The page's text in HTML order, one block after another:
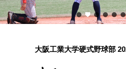
大阪工業大学硬式野球部